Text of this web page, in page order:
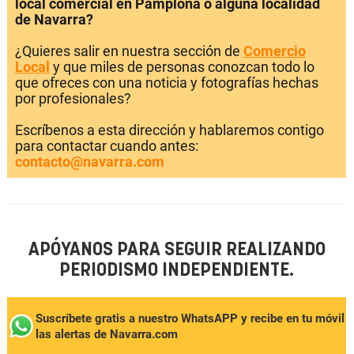
local comercial en Pamplona o alguna localidad
de Navarra?
¿Quieres salir en nuestra sección de Comercio
Local y que miles de personas conozcan todo lo
que ofreces con una noticia y fotografías hechas
por profesionales?
Escríbenos a esta dirección y hablaremos contigo
para contactar cuando antes:
contacto@navarra.com
APÓYANOS PARA SEGUIR REALIZANDO
PERIODISMO INDEPENDIENTE.
Suscríbete gratis a nuestro WhatsAPP y recibe en tu móvil
las alertas de Navarra.com